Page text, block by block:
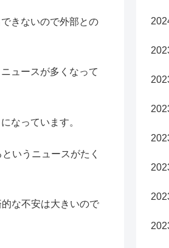
きないので外部との
ュースが多くなって
なっています。
いうニュースがたく
な不安は大きいので